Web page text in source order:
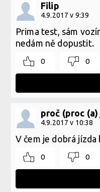
Filip
4.9.2017 v 9:39
Prima test, sám
nedám ně dopustit.
0 0
proč (proc
4.9.2017 v 10:38
V čem je dobrá jízda
0 0